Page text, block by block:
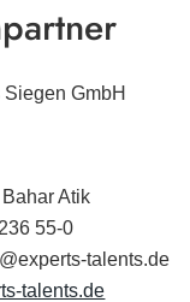
GmbH
Atik
55-0
talents.de
talents.de